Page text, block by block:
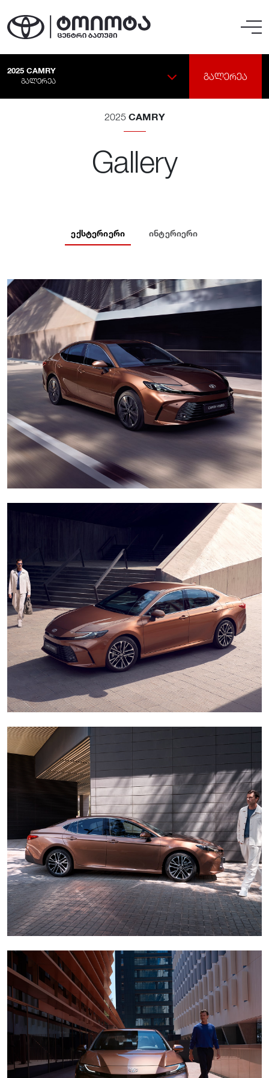
2025 CAMRY
ᲒᲐᲚᲔᲠᲔᲐ
ᲒᲐᲚᲔᲠᲔᲐ
2025 CAMRY
Gallery
ᲔᲥᲡᲢᲔᲠᲘᲔᲠᲘ ᲘᲜᲢᲔᲠᲘᲔᲠᲘ